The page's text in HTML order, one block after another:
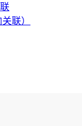
联）